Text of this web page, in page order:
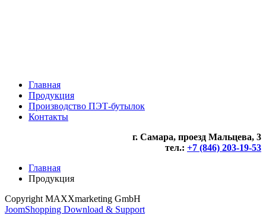
Главная
Продукция
Производство ПЭТ-бутылок
Контакты
г. Самара, проезд Мальцева, 3
тел.: +7 (846) 203-19-53
Главная
Продукция
Copyright MAXXmarketing GmbH
JoomShopping Download & Support